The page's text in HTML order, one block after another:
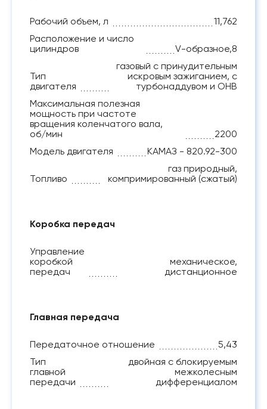
Рабочий объем, л
11,762
Расположение и число
цилиндров
V-образное,8
Тип
двигателя
газовый с принудительным
искровым зажиганием, с
турбонаддувом и ОНВ
Максимальная полезная
мощность при частоте
вращения коленчатого вала,
об/мин
2200
Модель двигателя
КАМАЗ - 820.92-300
Топливо
газ природный,
компримированный (сжатый)
Коробка передач
Управление
коробкой
передач
механическое,
дистанционное
Главная передача
Передаточное отношение
5,43
Тип
главной
передачи
двойная с блокируемым
межколесным
дифференциалом